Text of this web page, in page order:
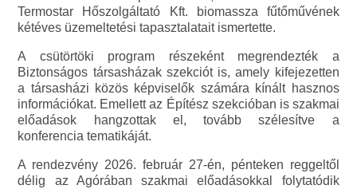
Termostar Hőszolgáltató Kft. biomassza fűtőművének
kétéves üzemeltetési tapasztalatait ismertette.
A csütörtöki program részeként megrendezték a
Biztonságos társasházak szekciót is, amely kifejezetten
a társasházi közös képviselők számára kínált hasznos
információkat. Emellett az Építész szekcióban is szakmai
előadások hangzottak el, tovább szélesítve a
konferencia tematikáját.
A rendezvény 2026. február 27-én, pénteken reggeltől
délig az Agórában szakmai előadásokkal folytatódik